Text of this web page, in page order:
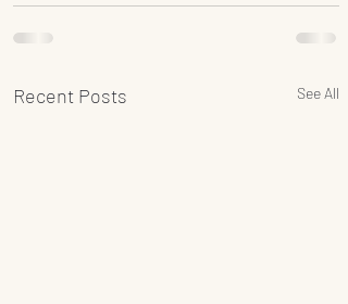
Recent Posts See All